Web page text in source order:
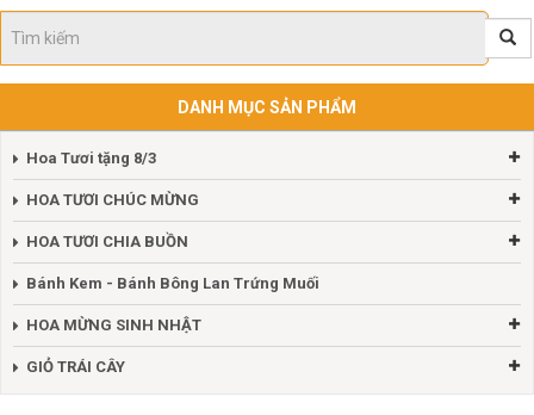
DANH MỤC SẢN PHẨM
Hoa Tươi tặng 8/3
HOA TƯƠI CHÚC MỪNG
HOA TƯƠI CHIA BUỒN
Bánh Kem - Bánh Bông Lan Trứng Muối
HOA MỪNG SINH NHẬT
GIỎ TRÁI CÂY